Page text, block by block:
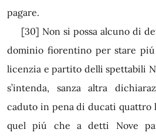
pagare.
[30] Non si possa alcuno di
dominio fiorentino per stare
licenzia e partito delli spettabili
s’intenda, sanza altra
caduto in pena di ducati quattro
quel piú che a detti Nove